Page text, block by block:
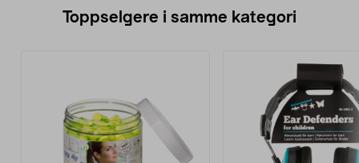
Toppselgere i samme kategori